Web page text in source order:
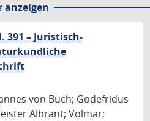
anzeigen
391 – Juristisch-
von Buch; Godefridus
Albrant; Volmar;